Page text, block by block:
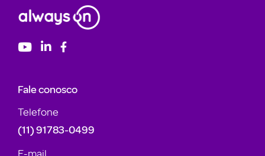
Fale conosco
Telefone
(11) 91783-0499
E-mail